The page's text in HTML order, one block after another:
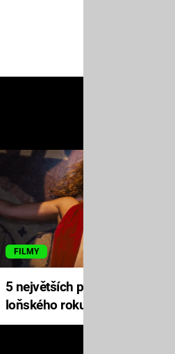
FILMY
5 největších propadáků
loňského roku: Disney na
jediné katastrofě prodělal 200